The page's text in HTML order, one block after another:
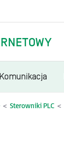
Komunikacja
Sterowniki PLC